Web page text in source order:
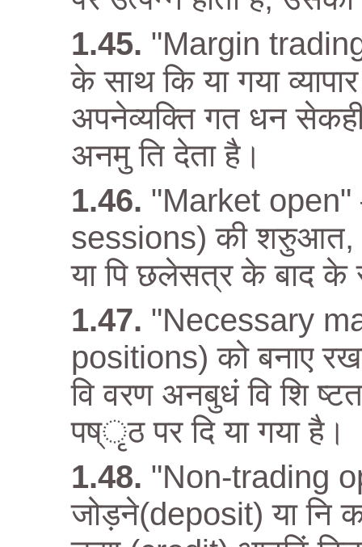
"Margin
के साथ कि या गया
अपनेव्यक्ति गत धन
अनमु ति देता है।
"Market open"
sessions) की शरुुआत,
या पि छलेसत्र के बाद के
"Necessary
positions) को बनाए
वि वरण अनबुधं वि शि
पष्ृठ पर दि या गया है।
"Non-trading
जोड़ने(deposit) या नि